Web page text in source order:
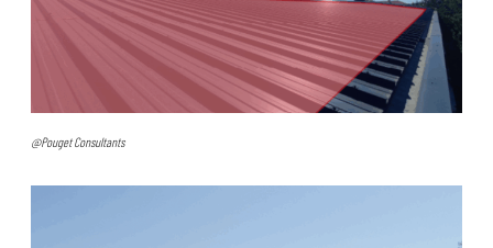
@Pouget Consultants